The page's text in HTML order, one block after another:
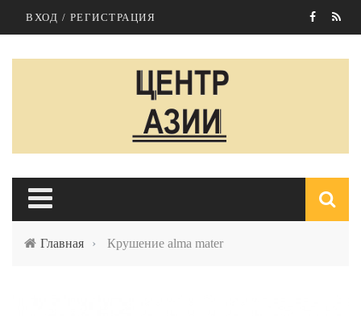
ВХОД / РЕГИСТРАЦИЯ
Главная › Крушение alma mater